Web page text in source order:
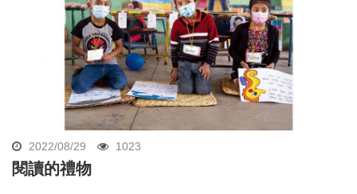
2022/08/29 1023
閱讀的禮物